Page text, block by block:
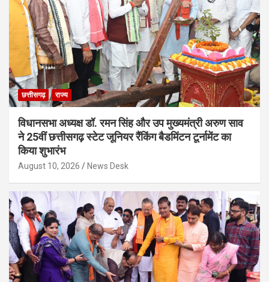
छत्तीसगढ़ राज्य
विधानसभा अध्यक्ष डॉ. रमन सिंह और उप मुख्यमंत्री अरुण साव
ने 25वीं छत्तीसगढ़ स्टेट जूनियर रैंकिंग बैडमिंटन टूर्नामेंट का
किया शुभारंभ
August 10, 2026 News Desk